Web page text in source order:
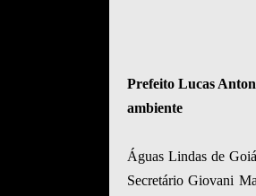
Prefeito Lucas
ambiente
Águas Lindas de
Secretário Giovani